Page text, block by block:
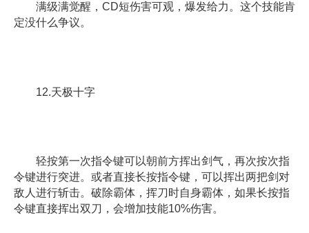
满级满觉醒，CD短伤害可观，爆发给力。这个技能肯
定没什么争议。
12.天极十字
轻按第一次指令键可以朝前方挥出剑气，再次按次指
令键进行突进。或者直接长按指令键，可以挥出两把剑对
敌人进行斩击。破除霸体，挥刀时自身霸体，如果长按指
令键直接挥出双刀，会增加技能10%伤害。